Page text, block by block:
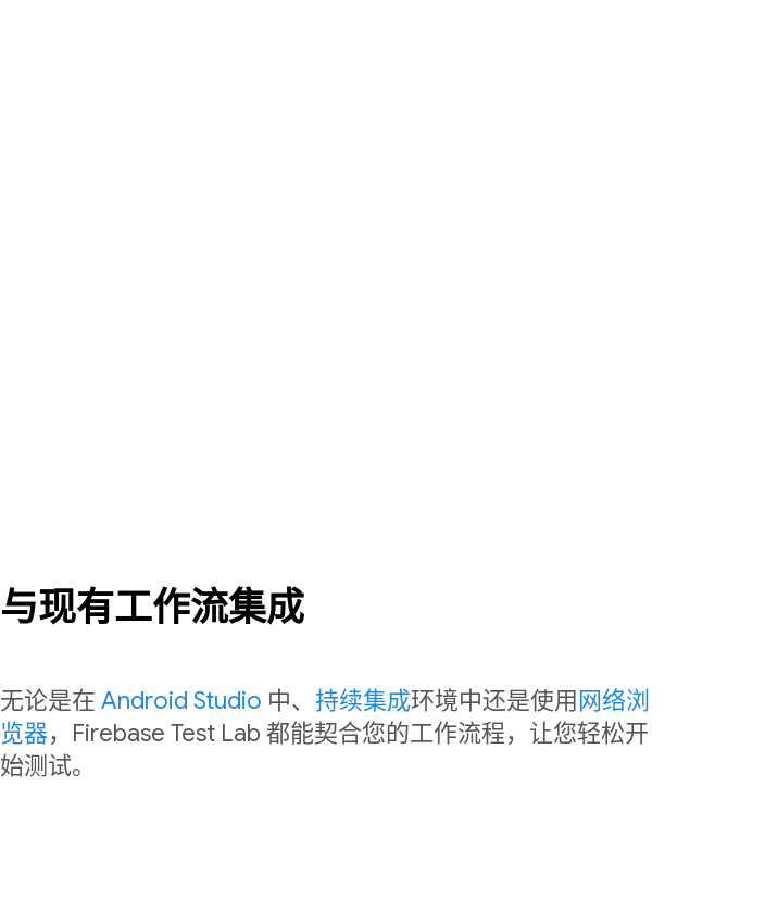
与现有工作流集成
无论是在 Android Studio 中、 持续集成环境中还是使用 网络浏
览器，Firebase Test Lab 都能契合您的工作流程，让您轻松开
始测试。